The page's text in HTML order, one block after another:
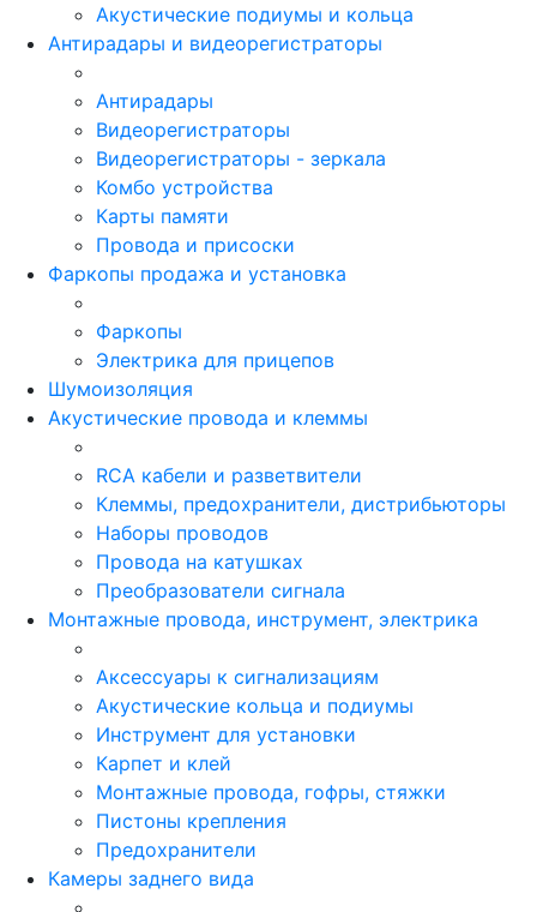
Акустические подиумы и кольца
Антирадары и видеорегистраторы
Антирадары
Видеорегистраторы
Видеорегистраторы - зеркала
Комбо устройства
Карты памяти
Провода и присоски
Фаркопы продажа и установка
Фаркопы
Электрика для прицепов
Шумоизоляция
Акустические провода и клеммы
RCA кабели и разветвители
Клеммы, предохранители, дистрибьюторы
Наборы проводов
Провода на катушках
Преобразователи сигнала
Монтажные провода, инструмент, электрика
Аксессуары к сигнализациям
Акустические кольца и подиумы
Инструмент для установки
Карпет и клей
Монтажные провода, гофры, стяжки
Пистоны крепления
Предохранители
Камеры заднего вида